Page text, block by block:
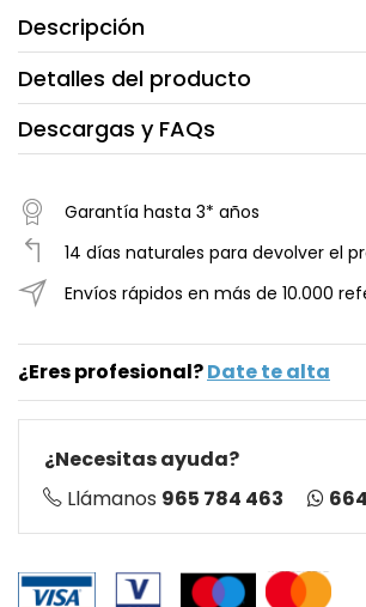
Descripción
Detalles del producto
Descargas y FAQs
Garantía hasta 3* años
14 días naturales para devolver el
Envíos rápidos en más de 10.000
¿Eres profesional?Date te alta
¿Necesitas ayuda?
Llámanos 965 784 463